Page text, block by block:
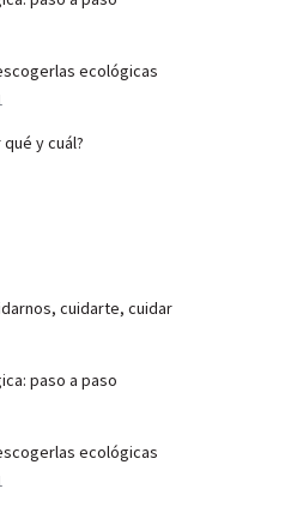
ecológicas
y cuál?
cuidarte, cuidar
paso a paso
ecológicas